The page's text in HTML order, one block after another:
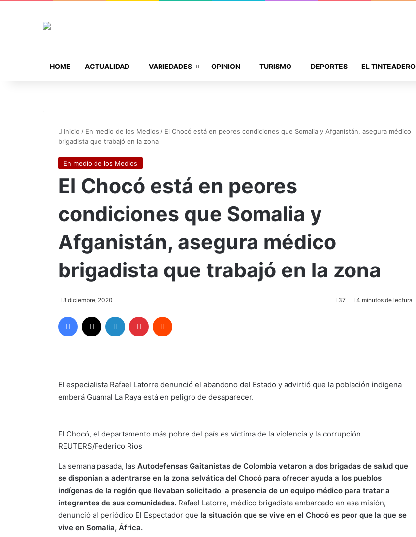
HOME ACTUALIDAD VARIEDADES OPINION TURISMO DEPORTES EL TINTEADERO
Inicio / En medio de los Medios / El Chocó está en peores condiciones que Somalia y Afganistán, asegura médico
brigadista que trabajó en la zona
En medio de los Medios
El Chocó está en peores
condiciones que Somalia y
Afganistán, asegura médico
brigadista que trabajó en la zona
8 diciembre, 2020 37 4 minutos de lectura
Facebook LinkedIn Pinterest
El especialista Rafael Latorre denunció el abandono del Estado y advirtió que la población indígena
emberá Guamal La Raya está en peligro de desaparecer.
El Chocó, el departamento más pobre del país es víctima de la violencia y la corrupción.
REUTERS/Federico Rios
La semana pasada, las Autodefensas Gaitanistas de Colombia vetaron a dos brigadas de salud que
se disponían a adentrarse en la zona selvática del Chocó para ofrecer ayuda a los pueblos
indígenas de la región que llevaban solicitado la presencia de un equipo médico para tratar a
integrantes de sus comunidades. Rafael Latorre, médico brigadista embarcado en esa misión,
denunció al periódico El Espectador que la situación que se vive en el Chocó es peor que la que se
vive en Somalia, África.